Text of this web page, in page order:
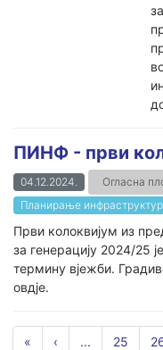
ПИНФ - први
04.12.2024. Огласна
Планирање
Први колоквијум из
за генерацију 2024/25
термину вјежби.
овдје.
« ‹ ... 25